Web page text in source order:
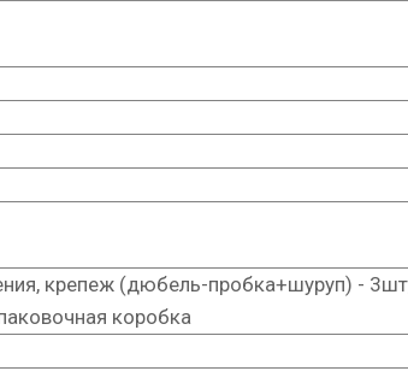
крепеж (дюбель-пробка+шуруп) -
коробка